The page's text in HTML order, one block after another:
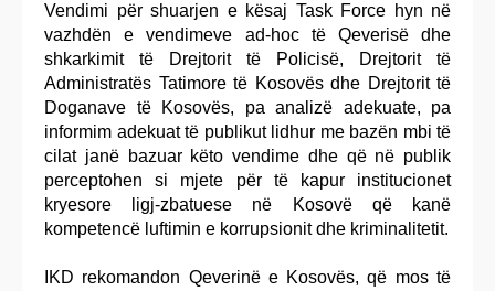
Vendimi për shuarjen e kësaj Task Force hyn në
vazhdën e vendimeve ad-hoc të Qeverisë dhe
shkarkimit të Drejtorit të Policisë, Drejtorit të
Administratës Tatimore të Kosovës dhe Drejtorit të
Doganave të Kosovës, pa analizë adekuate, pa
informim adekuat të publikut lidhur me bazën mbi të
cilat janë bazuar këto vendime dhe që në publik
perceptohen si mjete për të kapur institucionet
kryesore ligj-zbatuese në Kosovë që kanë
kompetencë luftimin e korrupsionit dhe kriminalitetit.
IKD rekomandon Qeverinë e Kosovës, që mos të